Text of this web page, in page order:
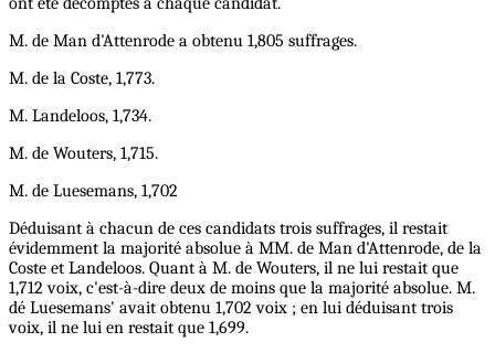
M. de Man d'Attenrode a obtenu 1,805 suffrages.
M. de la Coste, 1,773.
M. Landeloos, 1,734.
M. de Wouters, 1,715.
M. de Luesemans, 1,702
Déduisant à chacun de ces candidats trois suffrages, il restait
évidemment la majorité absolue à MM. de Man d'Attenrode, de la
Coste et Landeloos. Quant à M. de Wouters, il ne lui restait que
1,712 voix, c'est-à-dire deux de moins que la majorité absolue. M.
dé Luesemans' avait obtenu 1,702 voix ; en lui déduisant trois
voix, il ne lui en restait que 1,699.